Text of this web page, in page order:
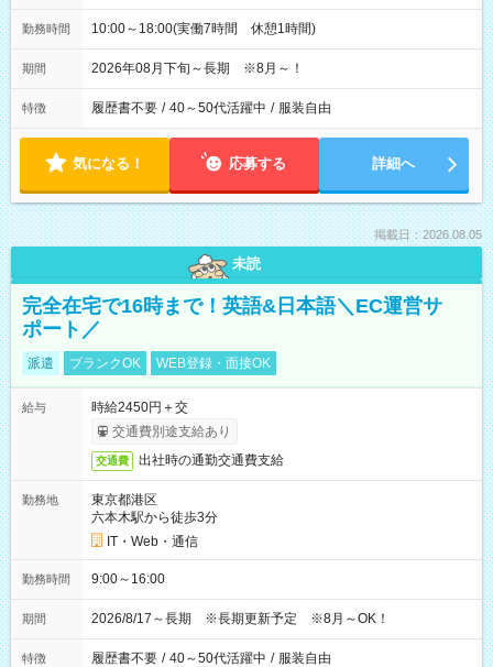
勤務時間 10:00～18:00(実働7時間 休憩1時間)
期間 2026年08月下旬～長期 ※8月～！
特徴 履歴書不要 / 40～50代活躍中 / 服装自由
気になる！ 応募する 詳細へ
掲載日：2026.08.05
未読
完全在宅で16時まで！英語&日本語＼EC運営サ
ポート／
派遣 ブランクOK WEB登録・面接OK
給与
時給2450円＋交
交通費別途支給あり
交通費 出社時の通勤交通費支給
勤務地
東京都港区
六本木駅から徒歩3分
IT・Web・通信
勤務時間 9:00～16:00
期間 2026/8/17～長期 ※長期更新予定 ※8月～OK！
特徴 履歴書不要 / 40～50代活躍中 / 服装自由